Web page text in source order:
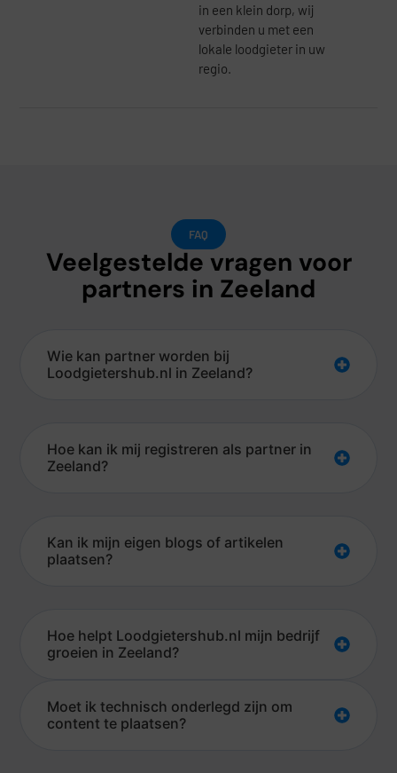
in een klein dorp, wij
verbinden u met een
lokale loodgieter in uw
regio.
FAQ
Veelgestelde vragen voor
partners in Zeeland
Wie kan partner worden bij
Loodgietershub.nl in Zeeland?
Hoe kan ik mij registreren als partner in
Zeeland?
Kan ik mijn eigen blogs of artikelen
plaatsen?
Hoe helpt Loodgietershub.nl mijn bedrijf
groeien in Zeeland?
Moet ik technisch onderlegd zijn om
content te plaatsen?